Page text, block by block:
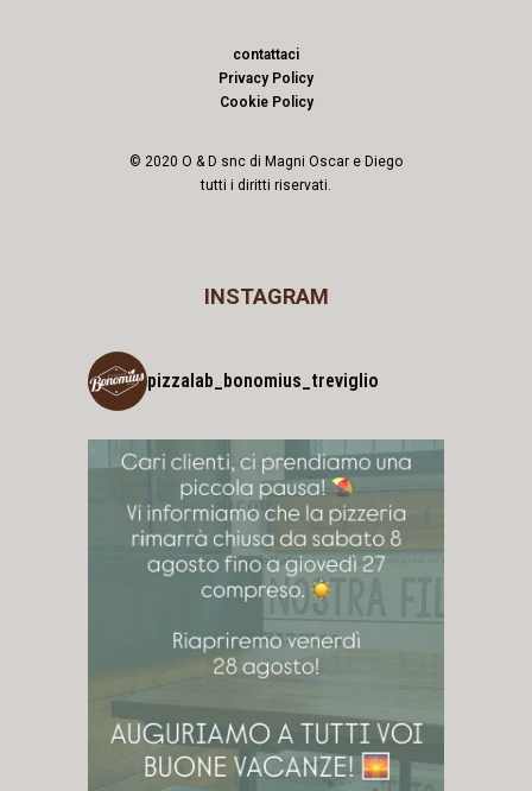
contattaci
Privacy Policy
Cookie Policy
© 2020 O & D snc di Magni Oscar e Diego
tutti i diritti riservati.
INSTAGRAM
pizzalab_bonomius_treviglio